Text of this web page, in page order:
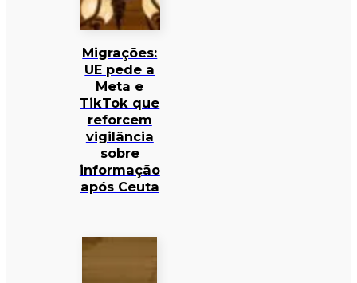
Migrações:
UE pede a
Meta e
TikTok que
reforcem
vigilância
sobre
informação
após Ceuta